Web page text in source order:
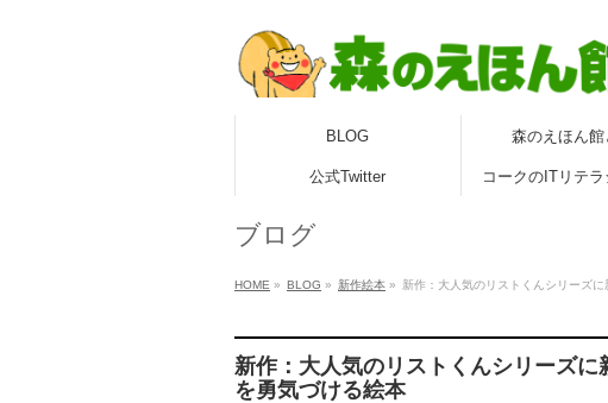
BLOG 森のえほん館
公式Twitter コークのITリテ
ブログ
HOME » BLOG » 新作絵本 » 新作：大人気のリストくんシリーズ
新作：大人気のリストくんシリーズ
を勇気づける絵本